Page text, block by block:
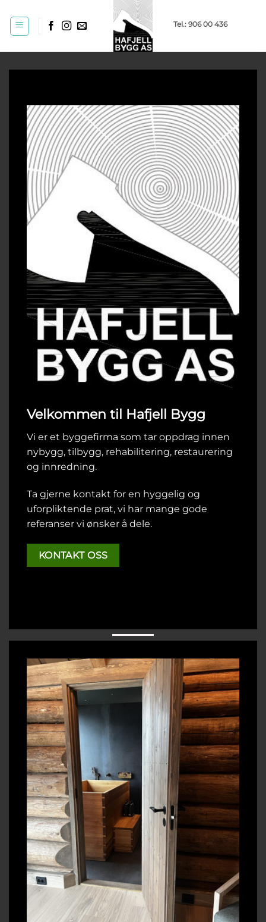
content
Tel.: 906 00 436
Velkommen til Hafjell Bygg
Vi er et byggefirma som tar oppdrag innen
nybygg, tilbygg, rehabilitering, restaurering
og innredning.
Ta gjerne kontakt for en hyggelig og
uforpliktende prat, vi har mange gode
referanser vi ønsker å dele.
KONTAKT OSS